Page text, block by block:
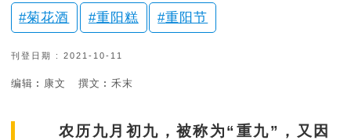
菊花酒 重阳糕 重阳节
刊登日期 : 2021-10-11
编辑︰康文 撰文︰禾末
农历九月初九，被称为“重九”，又因